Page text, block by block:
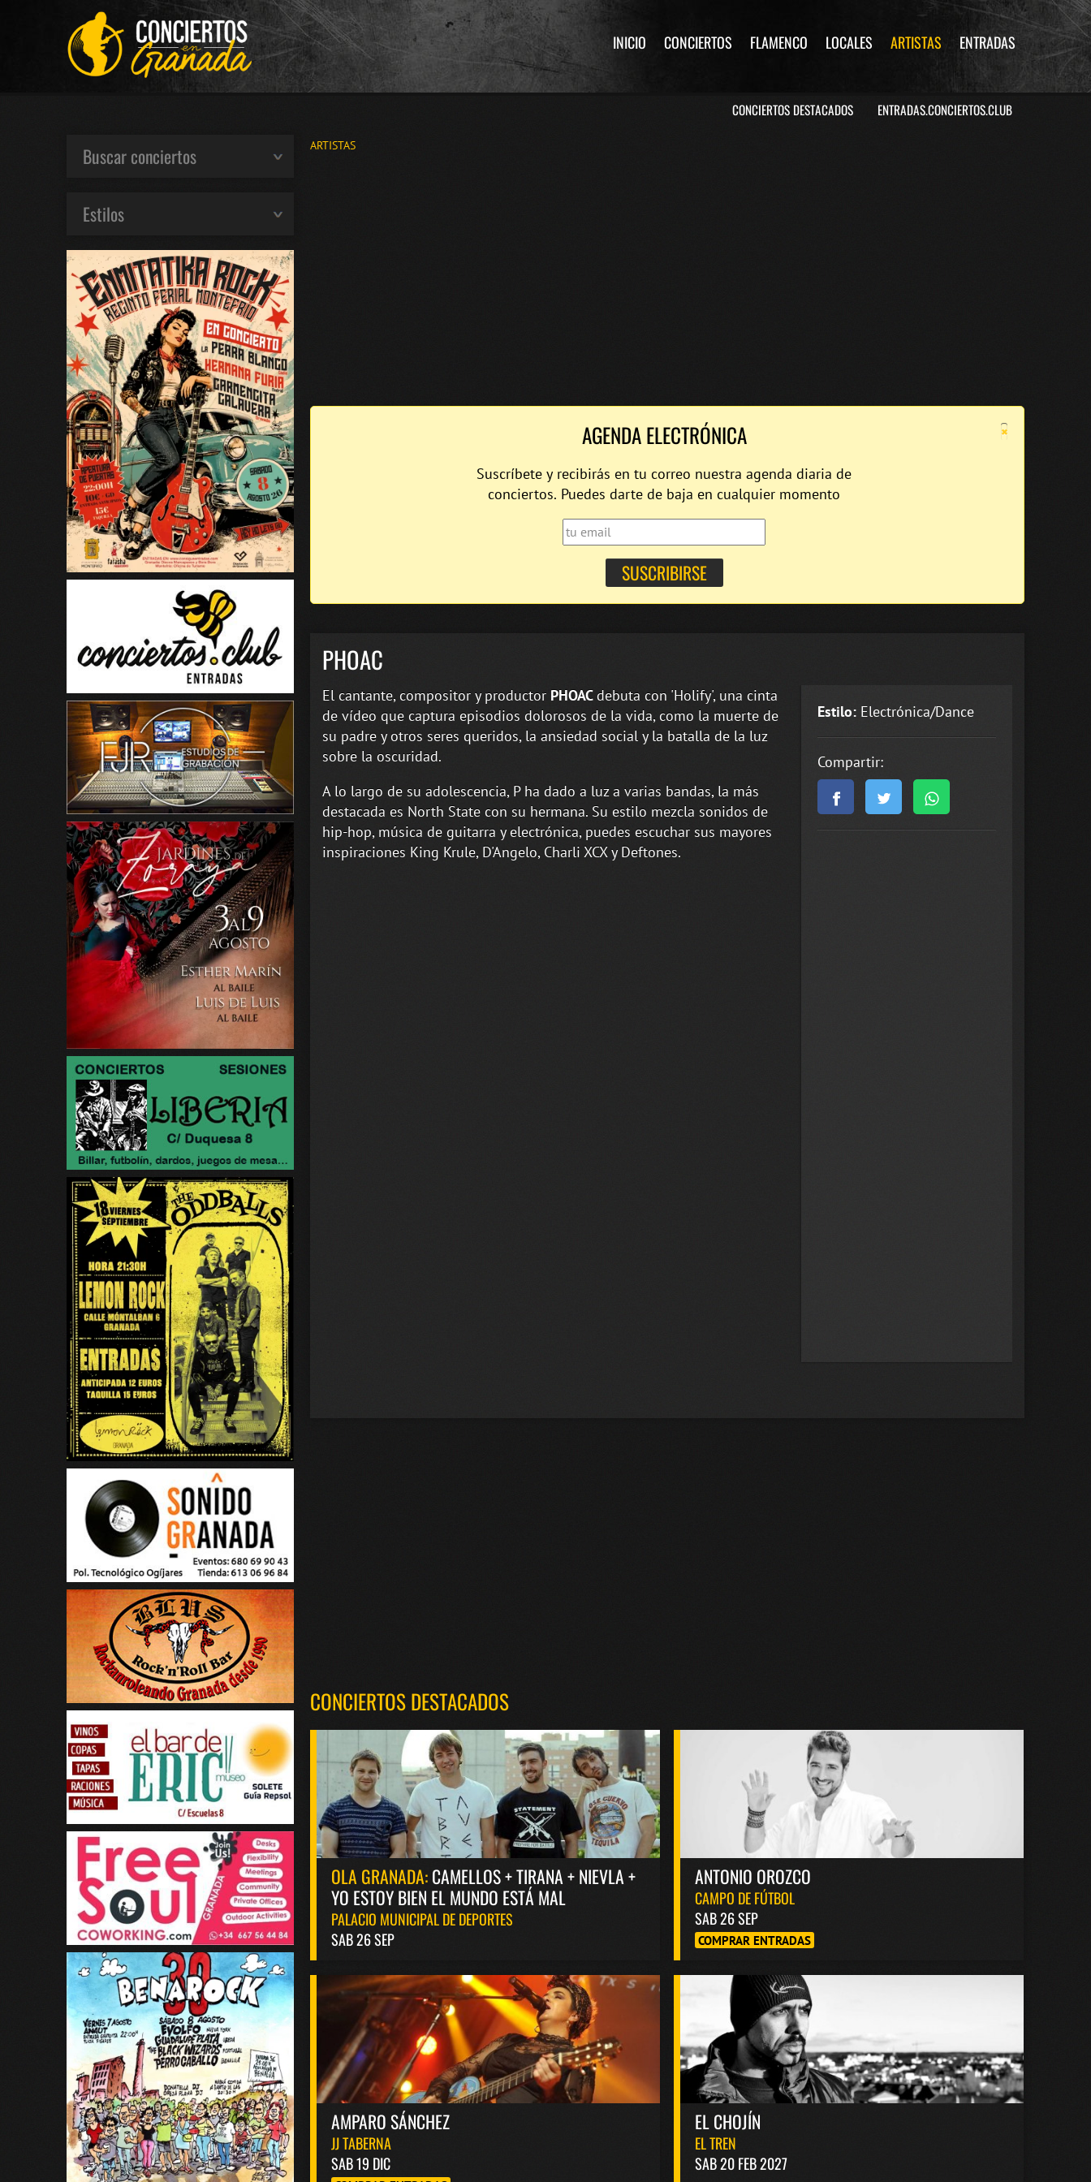
INICIO CONCIERTOS FLAMENCO LOCALES ARTISTAS ENTRADAS
CONCIERTOS DESTACADOS ENTRADAS.CONCIERTOS.CLUB
ARTISTAS
×
AGENDA ELECTRÓNICA
Suscríbete y recibirás en tu correo nuestra agenda diaria de
conciertos. Puedes darte de baja en cualquier momento
PHOAC
Estilo: Electrónica/Dance
Compartir:
El cantante, compositor y productor PHOACdebuta con 'Holify', una cinta
de vídeo que captura episodios dolorosos de la vida, como la muerte de
su padre y otros seres queridos, la ansiedad social y la batalla de la luz
sobre la oscuridad.
A lo largo de su adolescencia, P ha dado a luz a varias bandas, la más
destacada es North State con su hermana. Su estilo mezcla sonidos de
hip-hop, música de guitarra y electrónica, puedes escuchar sus mayores
inspiraciones King Krule, D'Angelo, Charli XCX y Deftones.
CONCIERTOS DESTACADOS
OLA GRANADA:CAMELLOS + TIRANA + NIEVLA +
YO ESTOY BIEN EL MUNDO ESTÁ MAL
PALACIO MUNICIPAL DE DEPORTES
SAB 26 SEP
ANTONIO OROZCO
CAMPO DE FÚTBOL
SAB 26 SEP
COMPRAR ENTRADAS
AMPARO SÁNCHEZ
JJ TABERNA
SAB 19 DIC
EL CHOJÍN
EL TREN
SAB 20 FEB 2027
Buscar conciertos
Estilos